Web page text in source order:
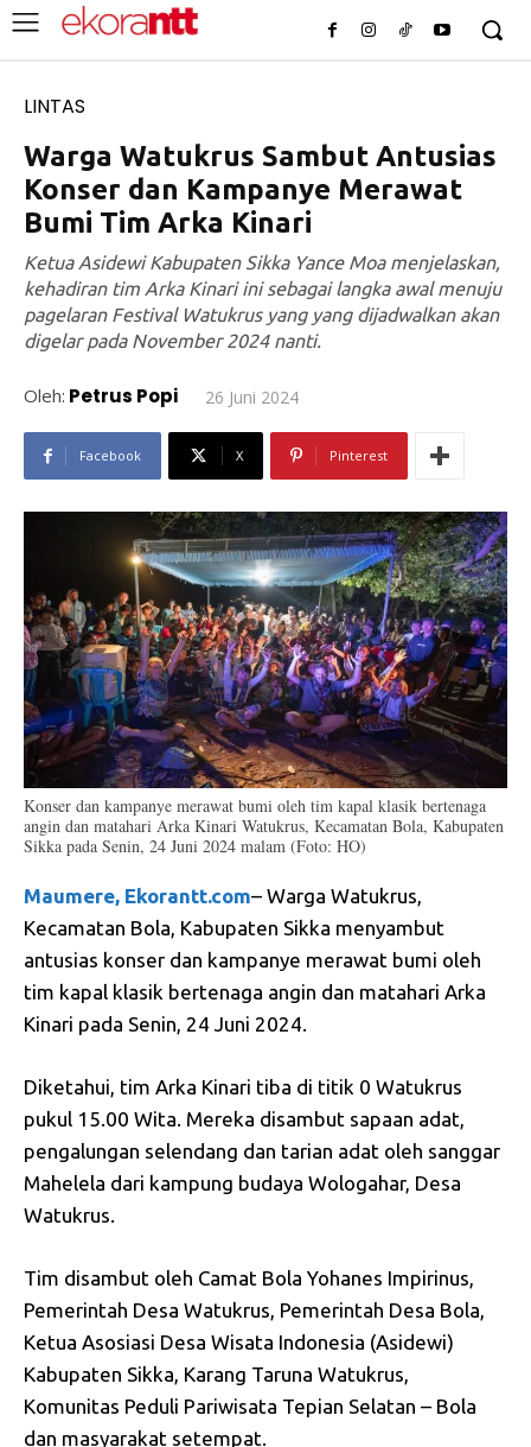
LINTAS
Warga Watukrus Sambut Antusias
Konser dan Kampanye Merawat
Bumi Tim Arka Kinari
Ketua Asidewi Kabupaten Sikka Yance Moa menjelaskan,
kehadiran tim Arka Kinari ini sebagai langka awal menuju
pagelaran Festival Watukrus yang yang dijadwalkan akan
digelar pada November 2024 nanti.
Oleh: Petrus Popi 26 Juni 2024
Facebook X Pinterest
Konser dan kampanye merawat bumi oleh tim kapal klasik bertenaga
angin dan matahari Arka Kinari Watukrus, Kecamatan Bola, Kabupaten
Sikka pada Senin, 24 Juni 2024 malam (Foto: HO)
Maumere, Ekorantt.com– Warga Watukrus,
Kecamatan Bola, Kabupaten Sikka menyambut
antusias konser dan kampanye merawat bumi oleh
tim kapal klasik bertenaga angin dan matahari Arka
Kinari pada Senin, 24 Juni 2024.
Diketahui, tim Arka Kinari tiba di titik 0 Watukrus
pukul 15.00 Wita. Mereka disambut sapaan adat,
pengalungan selendang dan tarian adat oleh sanggar
Mahelela dari kampung budaya Wologahar, Desa
Watukrus.
Tim disambut oleh Camat Bola Yohanes Impirinus,
Pemerintah Desa Watukrus, Pemerintah Desa Bola,
Ketua Asosiasi Desa Wisata Indonesia (Asidewi)
Kabupaten Sikka, Karang Taruna Watukrus,
Komunitas Peduli Pariwisata Tepian Selatan – Bola
dan masyarakat setempat.